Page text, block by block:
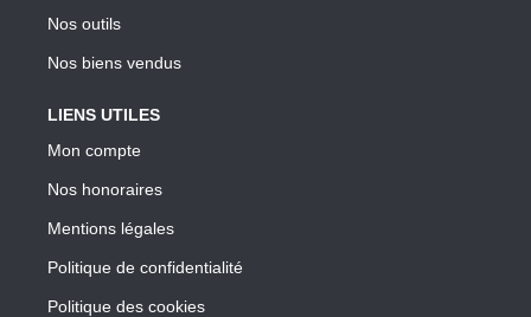
Nos outils
Nos biens vendus
LIENS UTILES
Mon compte
Nos honoraires
Mentions légales
Politique de confidentialité
Politique des cookies